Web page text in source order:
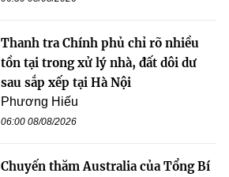
Thanh tra Chính phủ chỉ rõ nhiều
tồn tại trong xử lý nhà, đất dôi dư
sau sắp xếp tại Hà Nội
Phương Hiếu
06:00 08/08/2026
Chuyến thăm Australia của Tổng Bí